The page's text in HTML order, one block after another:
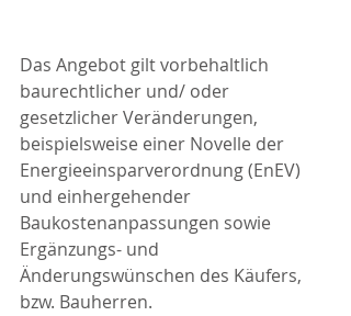
Das Angebot gilt vorbehaltlich
baurechtlicher und/ oder
gesetzlicher Veränderungen,
beispielsweise einer Novelle der
Energieeinsparverordnung (EnEV)
und einhergehender
Baukostenanpassungen sowie
Ergänzungs- und
Änderungswünschen des Käufers,
bzw. Bauherren.